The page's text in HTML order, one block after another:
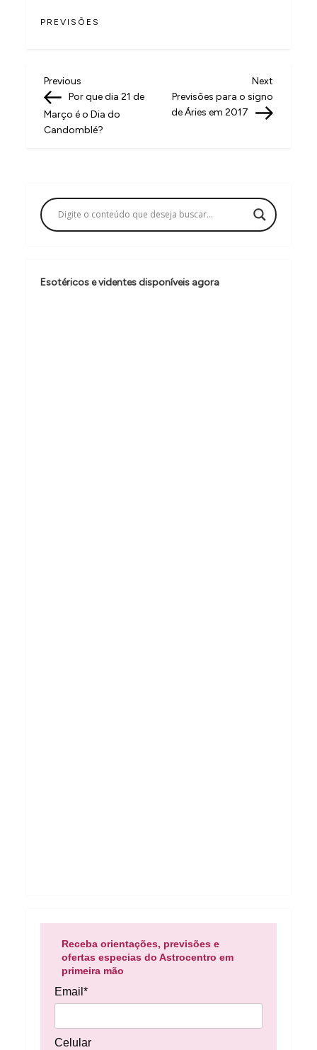
PREVISÕES
N
a
v
a
ç
o
d
Previous
Post
Previous
Por que dia 21 de
Março é o Dia do
Candomblé?
Next
Post
Next
Previsões para o signo
de Áries em 2017
Esotéricos e videntes disponíveis agora
Receba orientações, previsões e
ofertas especias do Astrocentro em
primeira mão
Email*
Celular